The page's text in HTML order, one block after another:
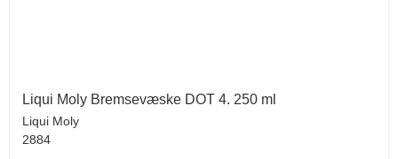
Liqui Moly Bremsevæske DOT 4. 250 ml
Liqui Moly
2884